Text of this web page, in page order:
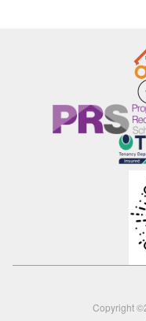
Conybere St
Bellevue
Copyright